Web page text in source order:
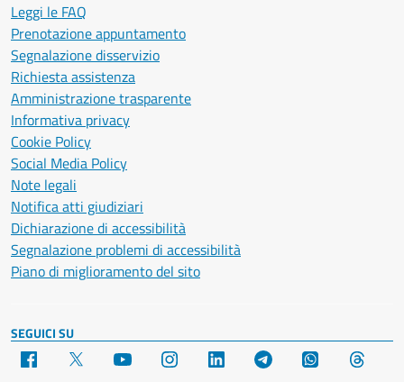
Leggi le FAQ
Prenotazione appuntamento
Segnalazione disservizio
Richiesta assistenza
Amministrazione trasparente
Informativa privacy
Cookie Policy
Social Media Policy
Note legali
Notifica atti giudiziari
Dichiarazione di accessibilità
Segnalazione problemi di accessibilità
Piano di miglioramento del sito
SEGUICI SU
Facebook YouTube Instagram LinkedIn Telegram WhatsApp